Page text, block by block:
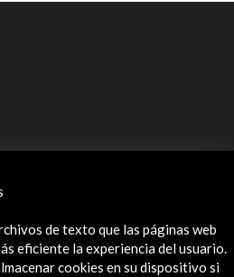
de texto que las páginas web
eficiente la experiencia del usuario.
cookies en su dispositivo si